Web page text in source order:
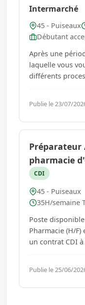
Intermarché
45 - Puiseaux
Débutant
Après une
laquelle vous
différents
Vous
clients. Chez Intermarché, l'audace et l'envie
d'entreprendre
Publie le 23/07/
Préparateur
pharmacie
CDI
45 - Puiseaux
35H/semaine
Poste
Pharmacie (H/
un contrat CDI
France) avec
Qualifications
Professionnel
Publie le 25/06/